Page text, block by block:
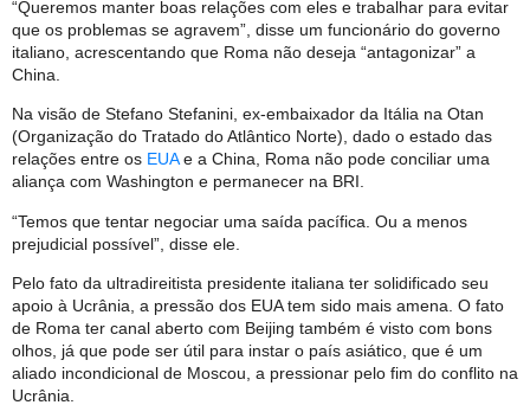
“Queremos manter boas relações com eles e trabalhar para evitar
que os problemas se agravem”, disse um funcionário do governo
italiano, acrescentando que Roma não deseja “antagonizar” a
China.
Na visão de Stefano Stefanini, ex-embaixador da Itália na Otan
(Organização do Tratado do Atlântico Norte), dado o estado das
relações entre os EUAe a China, Roma não pode conciliar uma
aliança com Washington e permanecer na BRI.
“Temos que tentar negociar uma saída pacífica. Ou a menos
prejudicial possível”, disse ele.
Pelo fato da ultradireitista presidente italiana ter solidificado seu
apoio à Ucrânia, a pressão dos EUA tem sido mais amena. O fato
de Roma ter canal aberto com Beijing também é visto com bons
olhos, já que pode ser útil para instar o país asiático, que é um
aliado incondicional de Moscou, a pressionar pelo fim do conflito na
Ucrânia.